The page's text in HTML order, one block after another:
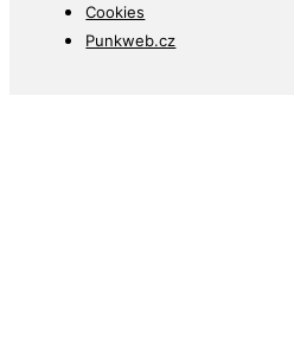
Cookies
Punkweb.cz